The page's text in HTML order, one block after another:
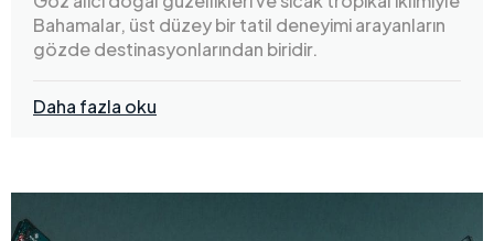
Bahamalar, üst düzey bir tatil deneyimi arayanların
gözde destinasyonlarından biridir.
Daha fazla oku